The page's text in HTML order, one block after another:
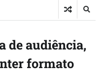
de audiência,
formato